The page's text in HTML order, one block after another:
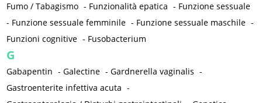
Fumo / Tabagismo - Funzionalità epatica - Funzione sessuale
- Funzione sessuale femminile - Funzione sessuale maschile -
Funzioni cognitive - Fusobacterium
G
Gabapentin -Galectine -Gardnerella vaginalis -
Gastroenterite infettiva acuta -